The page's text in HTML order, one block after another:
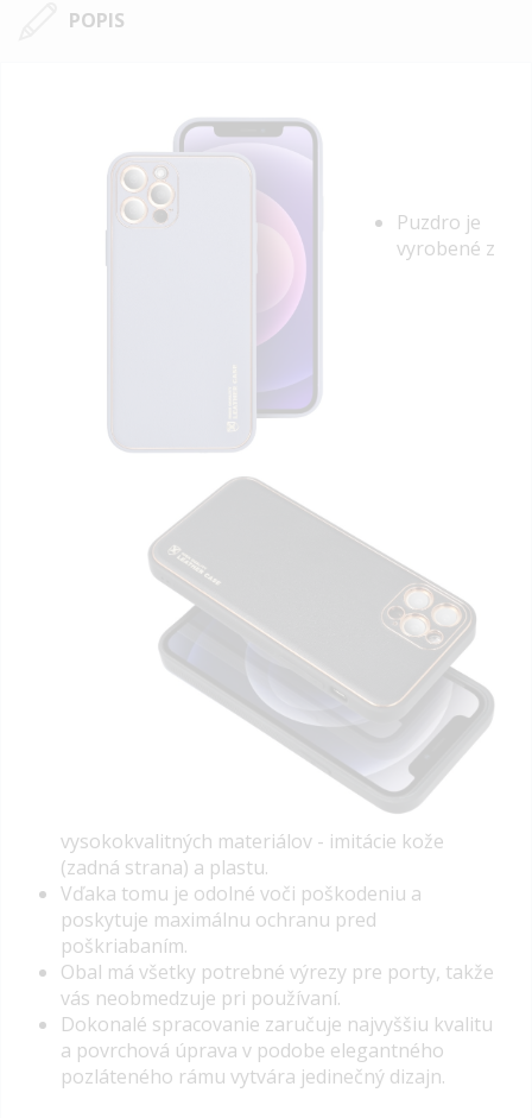
POPIS
Puzdro je
vyrobené z
vysokokvalitných materiálov - imitácie kože
(zadná strana) a plastu.
Vďaka tomu je odolné voči poškodeniu a
poskytuje maximálnu ochranu pred
poškriabaním.
Obal má všetky potrebné výrezy pre porty, takže
vás neobmedzuje pri používaní.
Dokonalé spracovanie zaručuje najvyššiu kvalitu
a povrchová úprava v podobe elegantného
pozláteného rámu vytvára jedinečný dizajn.